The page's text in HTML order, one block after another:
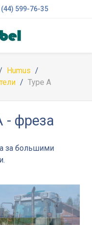
(44) 599-76-35
Humus
Type A
- фреза
за большими